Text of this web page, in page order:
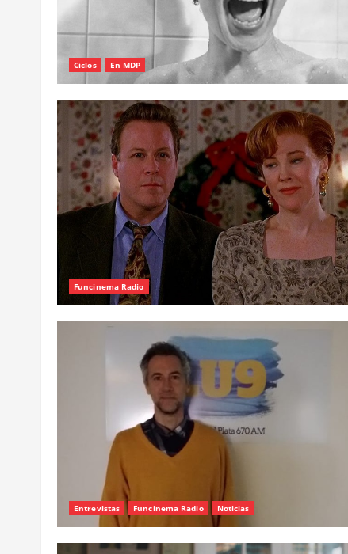
Ciclos En MDP
Funcinema Radio
Entrevistas Funcinema Radio Noticias